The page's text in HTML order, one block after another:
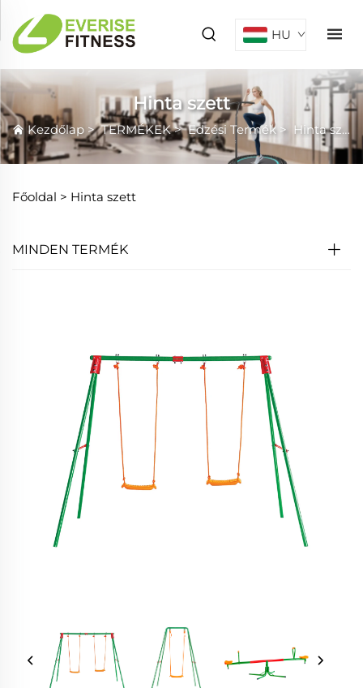
HU
Hinta szett
Kezdőlap >TERMÉKEK>Edzési Termék> Hinta szett
Főoldal > Hinta szett
MINDEN TERMÉK